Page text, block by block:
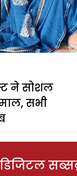
ने सोशल
सभी